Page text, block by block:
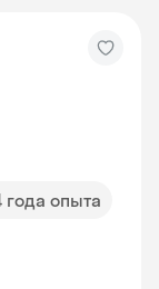
года опыта